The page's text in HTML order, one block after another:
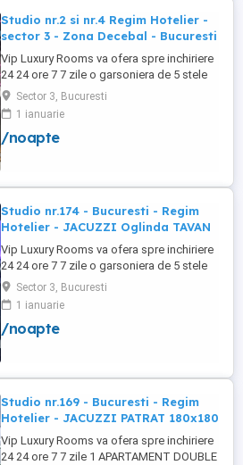
Studio nr.2 si nr.4 Regim Hotelier -
sector 3 - Zona Decebal - Bucuresti
Vip Luxury Rooms va ofera spre inchiriere
24 24 ore 7 7 zile o garsoniera de 5 stele
Luxoase cu un desing unic si deosebit in
Sector 3 Bucuresti . Garsoniera se alfa in
Complex Rezidential Nou . Monitorizare
Video in Complex ( de la Politia Locala
Sector 3, Bucuresti
1 ianuarie
/noapte
Studio nr.174 - Bucuresti - Regim
Hotelier - JACUZZI Oglinda TAVAN
Vip Luxury Rooms va ofera spre inchiriere
24 24 ore 7 7 zile o garsoniera de 5 stele
Luxoase cu un desing unic si deosebit in
Sector 3 Bucuresti . Garsoniera se alfa in
Complex Rezidential Nou . Acces Bariera
Monitorizare Video in Complex ( de la
Sector 3, Bucuresti
1 ianuarie
/noapte
Studio nr.169 - Bucuresti - Regim
Hotelier - JACUZZI PATRAT 180x180
Vip Luxury Rooms va ofera spre inchiriere
24 24 ore 7 7 zile 1 APARTAMENT DOUBLE